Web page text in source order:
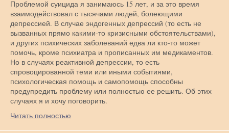
Проблемой суицида я занимаюсь 15 лет, и за это время
взаимодействовал с тысячами людей, болеющими
депрессией. В случае эндогенных депрессий (то есть не
вызванных прямо какими-то кризисными обстоятельствами),
и других психических заболеваний едва ли кто-то может
помочь, кроме психиатра и прописанных им медикаментов.
Но в случаях реактивной депрессии, то есть
спровоцированной теми или иными событиями,
психологическая помощь и самопомощь способны
предупредить проблему или полностью ее решить. Об этих
случаях я и хочу поговорить.
Читать полностью